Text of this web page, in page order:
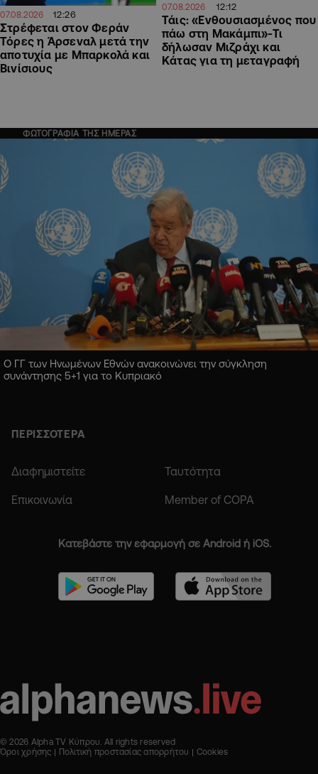
07.08.2026 12:26
Στρέφεται στον Φεράν
Τόρες η Άρσεναλ μετά την
αποτυχία με Μπαρκολά και
Βινίσιους
07.08.2026 12:12
Τάις: «Ενθουσιασμένος που
πάω στη Μακάμπι»-Τι
δήλωσαν Μιζράχι και
Κάτας για τη μεταγραφή
ΦΩΤΟΓΡΑΦΙΑ ΤΗΣ ΗΜΕΡΑΣ
Ο ΓΓ των Ηνωμένων Εθνών ανακοινώνει την σύγκληση
συνάντησης 5+1 για το Κυπριακό
ΠΕΡΙΣΣΟΤΕΡΑ
Διαφημιστείτε Ταυτότητα
Επικοινωνία Member of COPA
Κατεβάστε την εφαρμογή σε Android ή iOS.
© 2026 Alpha TV Κύπρου. All rights reserved
Όροι χρήσης
Πολιτική προστασίας απορρήτου Cookies